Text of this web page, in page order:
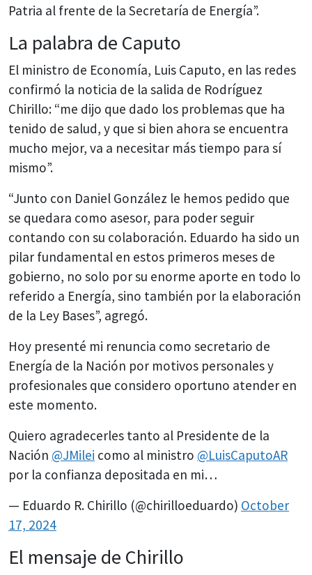
Patria al frente de la Secretaría de Energía”.
La palabra de Caputo
El ministro de Economía, Luis Caputo, en las redes
confirmó la noticia de la salida de Rodríguez
Chirillo: “me dijo que dado los problemas que ha
tenido de salud, y que si bien ahora se encuentra
mucho mejor, va a necesitar más tiempo para sí
mismo”.
“Junto con Daniel González le hemos pedido que
se quedara como asesor, para poder seguir
contando con su colaboración. Eduardo ha sido un
pilar fundamental en estos primeros meses de
gobierno, no solo por su enorme aporte en todo lo
referido a Energía, sino también por la elaboración
de la Ley Bases”, agregó.
Hoy presenté mi renuncia como secretario de
Energía de la Nación por motivos personales y
profesionales que considero oportuno atender en
este momento.
Quiero agradecerles tanto al Presidente de la
Nación @JMilei como al ministro @LuisCaputoAR
por la confianza depositada en mi…
— Eduardo R. Chirillo (@chirilloeduardo) October
17, 2024
El mensaje de Chirillo